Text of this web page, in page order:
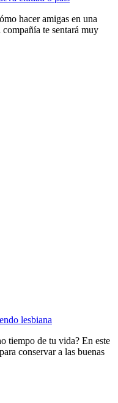
hacer amigas en una
te sentará muy
lesbiana
tiempo de tu vida? En este
conservar a las buenas